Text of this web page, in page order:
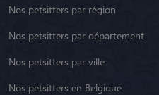
Nos petsitters par région
Nos petsitters par département
Nos petsitters par ville
Nos petsitters en Belgique